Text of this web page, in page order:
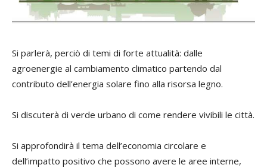
Si parlerà, perciò di temi di forte attualità: dalle
agroenergie al cambiamento climatico partendo dal
contributo dell’energia solare fino alla risorsa legno.
Si discuterà di verde urbano di come rendere vivibili le città.
Si approfondirà il tema dell’economia circolare e
dell’impatto positivo che possono avere le aree interne,